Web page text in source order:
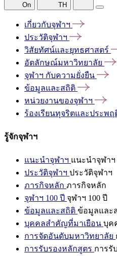
On TH
เกี่ยวกับจุฬาฯ
ประวัติจุฬาฯ
วิสัยทัศน์และยุทธศาสตร์
อัตลักษณ์มหาวิทยาลัย
จุฬาฯ กับความยั่งยืน
ข้อมูลและสถิติ
หน่วยงานของจุฬาฯ
ร้องเรียนทุจริตและประพ
รู้จักจุฬาฯ
แนะนำจุฬาฯ แนะนำจุฬาฯ
ประวัติจุฬาฯ ประวัติจุฬาฯ
ภารกิจหลัก ภารกิจหลัก
จุฬาฯ 100 ปี จุฬาฯ 100 ปี
ข้อมูลและสถิติ ข้อมูลและ
บุคคลสำคัญที่มาเยือน บุค
การจัดอันดับมหาวิทยาลัย
การรับรองหลักสูตร การรั